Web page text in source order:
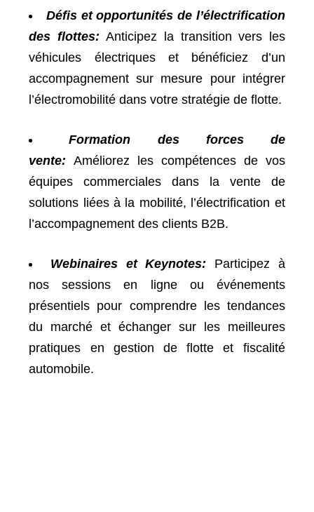
Défis et opportunités de l’électrification
des flottes:Anticipez la transition vers les
véhicules électriques et bénéficiez d’un
accompagnement sur mesure pour intégrer
l’électromobilité dans votre stratégie de flotte.
Formation des forces de
vente:Améliorez les compétences de vos
équipes commerciales dans la vente de
solutions liées à la mobilité, l’électrification et
l’accompagnement des clients B2B.
Webinaires et Keynotes:
Participez à
nos sessions en ligne ou événements
présentiels pour comprendre les tendances
du marché etéchanger sur les meilleures
pratiques en gestion de flotte et fiscalité
automobile.